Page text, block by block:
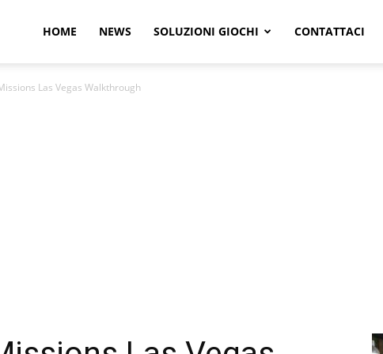
HOME NEWS SOLUZIONI GIOCHI CONTATTACI
Las Vegas Walkthrough